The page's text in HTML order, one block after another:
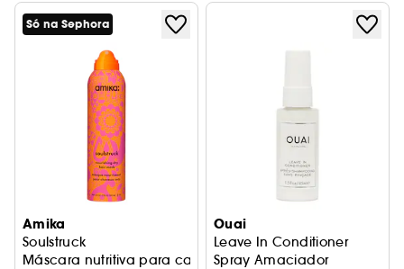
Só na Sephora
Amika
Soulstruck
Máscara nutritiva para cabelo seco sem enxaguar
Ouai
Leave In Conditioner
Spray Amaciador